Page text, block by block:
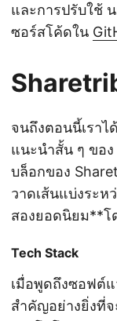
และการปรับใช้
ซอร์สโค้ดใน
จนถึงตอนนี้เราไ
แนะนำสั้น ๆ ขอ
บล็อกของ
วาดเส้นแบ่งระห
สองยอดนิยม**โ
Tech Stack
เมื่อพูดถึงซอฟต์แ
สำคัญอย่างยิ่งที่